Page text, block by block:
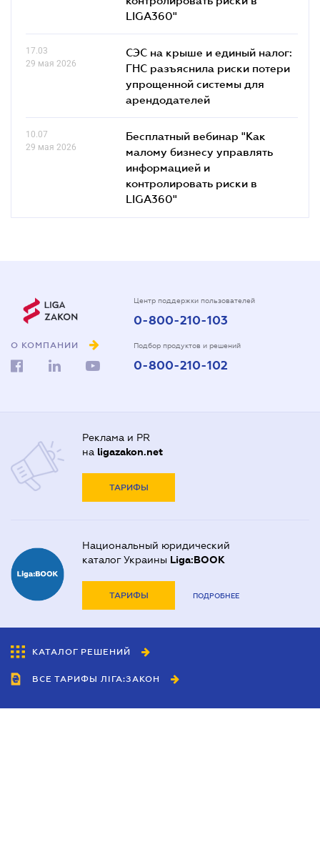
LIGA360"
17.03
29 мая 2026
СЭС на крыше и единый налог:
ГНС разъяснила риски потери
упрощенной системы для
арендодателей
10.07
29 мая 2026
Бесплатный вебинар "Как
малому бизнесу управлять
информацией и
контролировать риски в
LIGA360"
О КОМПАНИИ
Центр поддержки пользователей
0-800-210-103
Подбор продуктов и решений
0-800-210-102
Реклама и PR
на ligazakon.net
ТАРИФЫ
Национальный юридический
каталог Украины Liga:BOOK
ТАРИФЫ ПОДРОБНЕЕ
КАТАЛОГ РЕШЕНИЙ
ВСЕ ТАРИФЫ ЛІГА:ЗАКОН